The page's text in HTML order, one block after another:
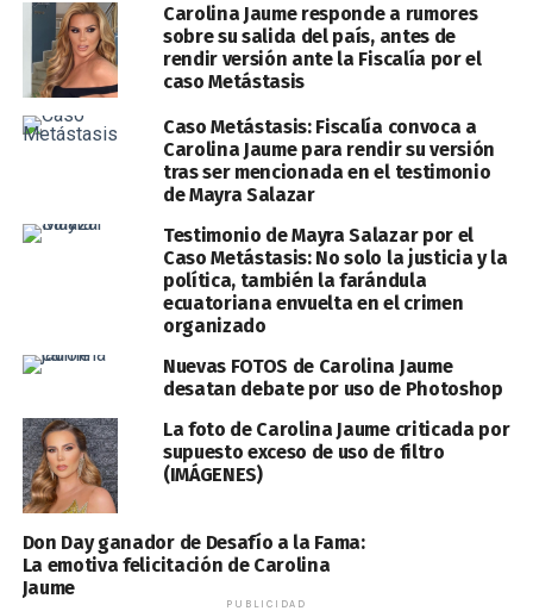
Carolina Jaume responde a rumores
sobre su salida del país, antes de
rendir versión ante la Fiscalía por el
caso Metástasis
Caso Metástasis: Fiscalía convoca a
Carolina Jaume para rendir su versión
tras ser mencionada en el testimonio
de Mayra Salazar
Testimonio de Mayra Salazar por el
Caso Metástasis: No solo la justicia y la
política, también la farándula
ecuatoriana envuelta en el crimen
organizado
Nuevas FOTOS de Carolina Jaume
desatan debate por uso de Photoshop
La foto de Carolina Jaume criticada por
supuesto exceso de uso de filtro
(IMÁGENES)
Don Day ganador de Desafío a la Fama:
La emotiva felicitación de Carolina
Jaume
PUBLICIDAD